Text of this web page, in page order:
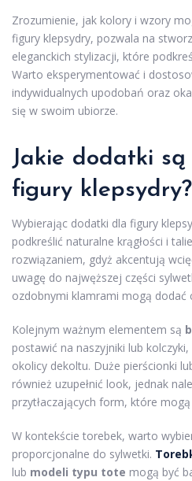
Zrozumienie, jak kolory i wzory
figury klepsydry, pozwala na
eleganckich stylizacji, które
Warto eksperymentować i
indywidualnych upodobań oraz
się w swoim ubiorze.
Jakie dodatki
figury klepsydry?
Wybierając dodatki dla figury
podkreślić naturalne krągłości i
rozwiązaniem, gdyż akcentują
uwagę do najwęższej części
ozdobnymi klamrami mogą dodać
Kolejnym ważnym elementem są
postawić na naszyjniki lub
okolicy dekoltu. Duże pierścionki
również uzupełnić look, jednak
przytłaczających form, które
W kontekście torebek, warto
proporcjonalne do sylwetki.
lub modeli typu tote mogą być